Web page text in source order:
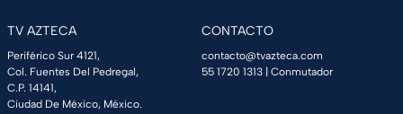
TV AZTECA
Periférico Sur 4121,
Col. Fuentes Del Pedregal,
C.P. 14141,
Ciudad De México, México.
CONTACTO
contacto@tvazteca.com
55 1720 1313 | Conmutador